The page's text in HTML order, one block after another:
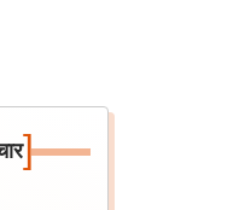
]